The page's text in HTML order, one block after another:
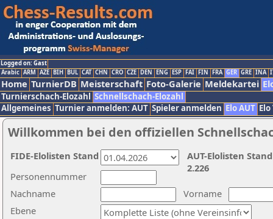
Logged on: Gast
Arabic ARM AZE BIH BUL CAT CHN CRO CZE DEN ENG ESP FAI FIN FRA GER GRE INA
Home TurnierDB Meisterschaft Foto-Galerie Meldekartei
Turnierschach-Elozahl Schnellschach-Elozahl
Allgemeines Turnier anmelden: AUT Spieler anmelden Elo AUT
Willkommen bei den offiziellen
Nachname
Vorname
Ebene
Personennummer
AUT-Elolisten
2.226
FIDE-Elolisten Stand